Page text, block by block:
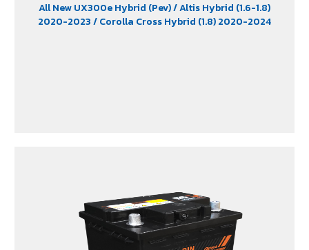
All New UX300e Hybrid (Pev)/ Altis Hybrid (1.6-1.8)
2020-2023/ Corolla Cross Hybrid (1.8) 2020-2024